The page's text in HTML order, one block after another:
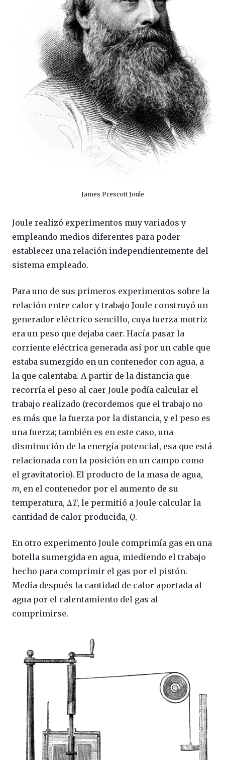
James Prescott Joule
Joule realizó experimentos muy variados y
empleando medios diferentes para poder
establecer una relación independientemente del
sistema empleado.
Para uno de sus primeros experimentos sobre la
relación entre calor y trabajo Joule construyó un
generador eléctrico sencillo, cuya fuerza motriz
era un peso que dejaba caer. Hacía pasar la
corriente eléctrica generada así por un cable que
estaba sumergido en un contenedor con agua, a
la que calentaba. A partir de la distancia que
recorría el peso al caer Joule podía calcular el
trabajo realizado (recordemos que el trabajo no
es más que la fuerza por la distancia, y el peso es
una fuerza; también es en este caso, una
disminución de la energía potencial, esa que está
relacionada con la posición en un campo como
el gravitatorio). El producto de la masa de agua,
m, en el contenedor por el aumento de su
temperatura, ΔT, le permitió a Joule calcular la
cantidad de calor producida, Q.
En otro experimento Joule comprimía gas en una
botella sumergida en agua, miediendo el trabajo
hecho para comprimir el gas por el pistón.
Medía después la cantidad de calor aportada al
agua por el calentamiento del gas al
comprimirse.